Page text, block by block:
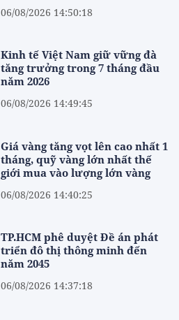
06/08/2026 14:50:18
Kinh tế Việt Nam giữ vững đà
tăng trưởng trong 7 tháng đầu
năm 2026
06/08/2026 14:49:45
Giá vàng tăng vọt lên cao nhất 1
tháng, quỹ vàng lớn nhất thế
giới mua vào lượng lớn vàng
06/08/2026 14:40:25
TP.HCM phê duyệt Đề án phát
triển đô thị thông minh đến
năm 2045
06/08/2026 14:37:18